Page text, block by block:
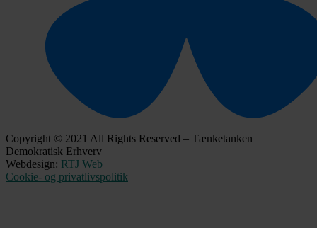
Copyright © 2021 All Rights Reserved – Tænketanken
Demokratisk Erhverv
Webdesign: RTJ Web
Cookie- og privatlivspolitik